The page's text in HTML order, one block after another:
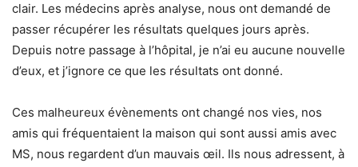
clair. Les médecins après analyse, nous ont demandé de
passer récupérer les résultats quelques jours après.
Depuis notre passage à l’hôpital, je n’ai eu aucune nouvelle
d’eux, et j’ignore ce que les résultats ont donné.
Ces malheureux évènements ont changé nos vies, nos
amis qui fréquentaient la maison qui sont aussi amis avec
MS, nous regardent d’un mauvais œil. Ils nous adressent, à